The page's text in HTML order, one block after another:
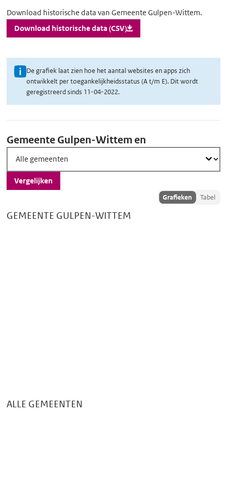
Download
historische
data
Download historische data van Gemeente Gulpen-Wittem.
Download historische data (CSV)
U
i
g
o
v
e
d
De grafiek laat zien hoe het aantal websites en apps zich
ontwikkelt per toegankelijkheidsstatus (A t/m E). Dit wordt
geregistreerd sinds 11-04-2022.
scores
Gemeente Gulpen-Wittem en
Vergelijken
Toon
Grafieken Tabel
GEMEENTE GULPEN-WITTEM
ALLE GEMEENTEN